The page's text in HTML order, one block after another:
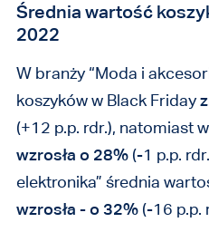
Średnia wartość
2022
W branży “Moda i
koszyków w Black Friday
(+12 p.p. rdr.), natomiast
wzrosła o 28%(-1 p.p.
elektronika” średnia
wzrosła - o 32%(-16 p.p.